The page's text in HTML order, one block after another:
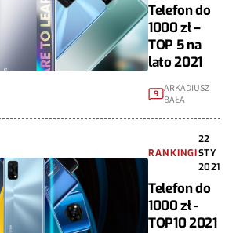
Telefon do
1000 zł –
TOP 5 na
lato 2021
9 ARKADIUSZ
BAŁA
RANKINGI
22
STY
2021
Telefon do
1000 zł -
TOP10 2021